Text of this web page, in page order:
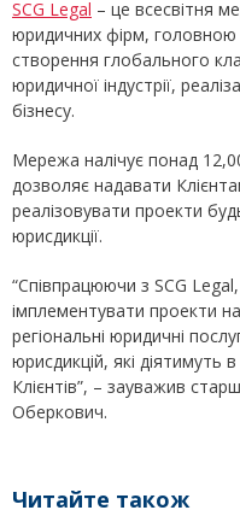
SCG Legal – це всесвітня
юридичних фірм, головною
створення глобального
юридичної індустрії,
бізнесу.
Мережа налічує понад
дозволяє надавати
реалізовувати проекти
юрисдикції.
“Співпрацюючи з SCG
імплементувати проекти
регіональні юридичні
юрисдикцій, які діятимуть
Клієнтів”, – зауважив
Оберкович.
Читайте також